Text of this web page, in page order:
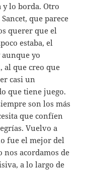
y lo borda. Otro
que parece
querer que el
estaba, el
yo
al que creo que
casi un
que tiene juego.
son los más
que confíen
Vuelvo a
fue el mejor del
acordamos de
a lo largo de